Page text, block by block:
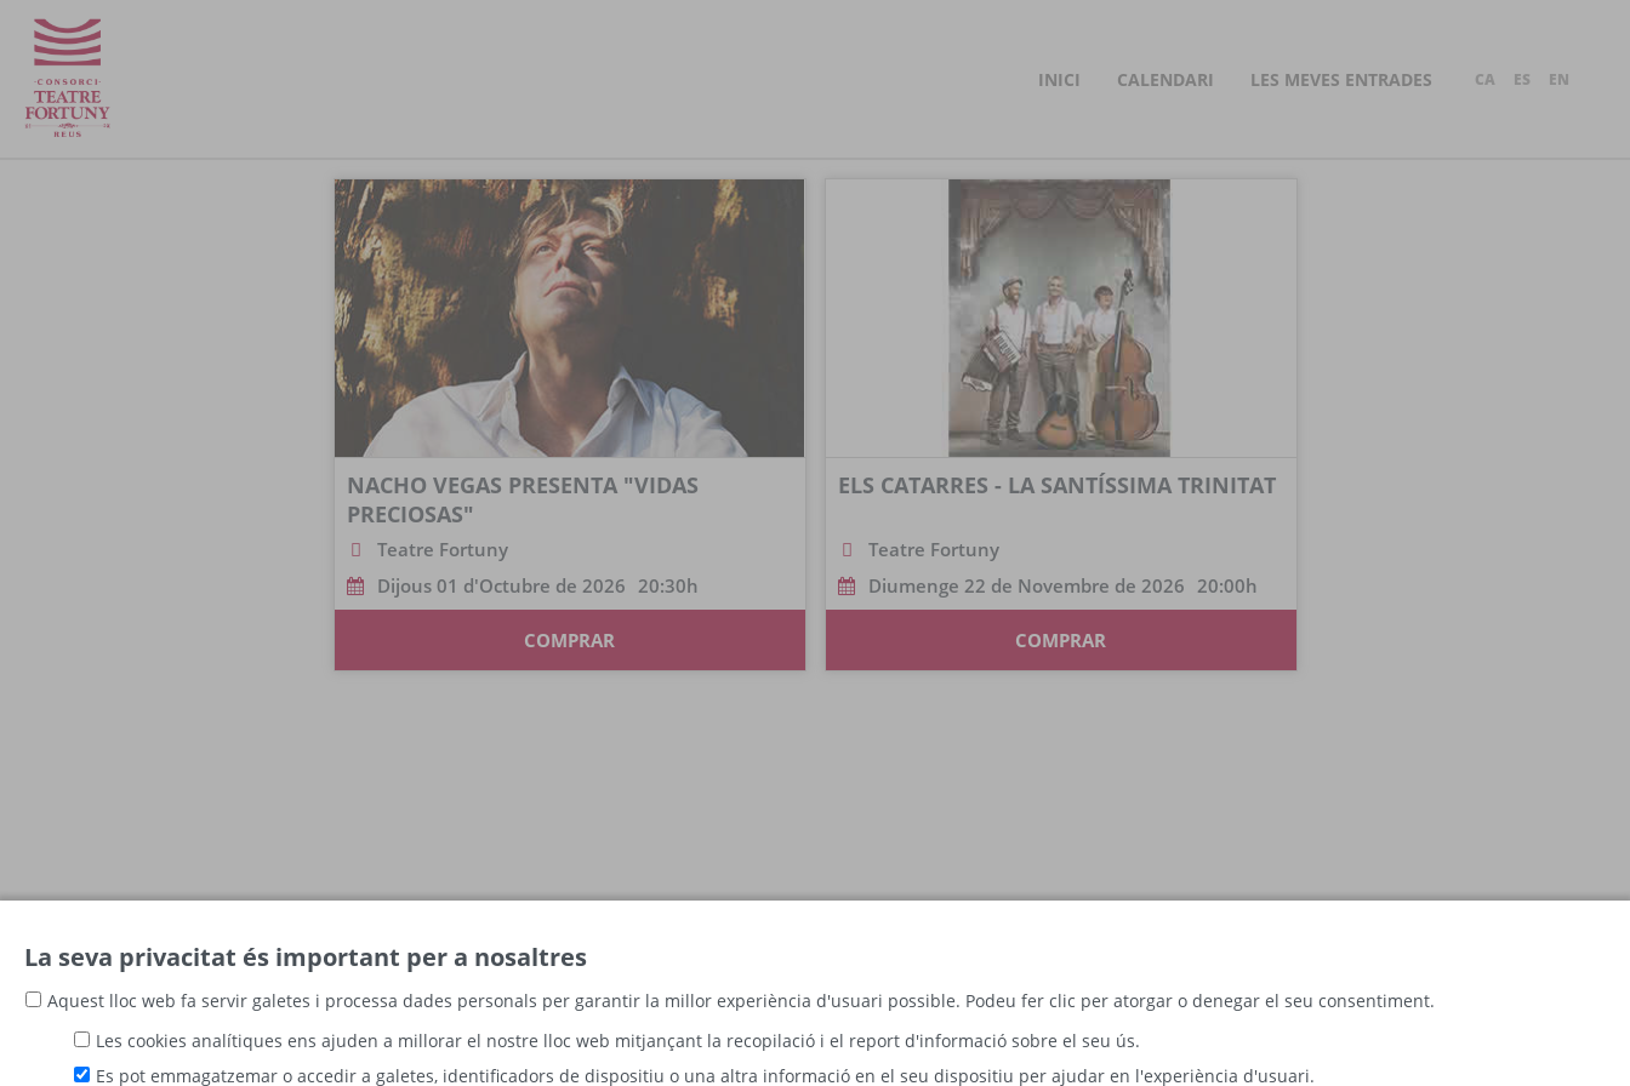
CA ES EN
INICI CALENDARI LES MEVES ENTRADES
NACHO VEGAS PRESENTA "VIDAS
PRECIOSAS"
Teatre Fortuny
Dijous 01 d'Octubre de 2026 20:30
COMPRAR
ELS CATARRES - LA SANTÍSSIMA TRINITAT
Teatre Fortuny
Diumenge 22 de Novembre de 2026 20:00
COMPRAR
La seva privacitat és important per a nosaltres
Aquest lloc web fa servir galetes i processa dades personals per garantir la millor experiència d'usuari possible. Podeu fer clic per atorgar o denegar el seu consentiment.
Les cookies analítiques ens ajuden a millorar el nostre lloc web mitjançant la recopilació i el report d'informació sobre el seu ús.
Es pot emmagatzemar o accedir a galetes, identificadors de dispositiu o una altra informació en el seu dispositiu per ajudar en l'experiència d'usuari.